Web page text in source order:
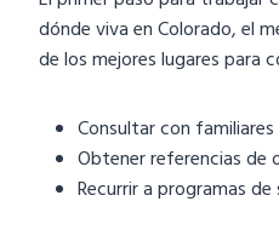
dónde viva en Colorado, el
de los mejores lugares para
Consultar con
Obtener referencias de
Recurrir a programas